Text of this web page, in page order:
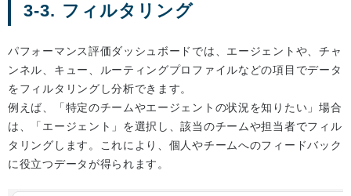
3-3. フィルタリング
パフォーマンス評価ダッシュボードでは、エージェントや、チャ
ンネル、キュー、ルーティングプロファイルなどの項目でデータ
をフィルタリングし分析できます。
例えば、「特定のチームやエージェントの状況を知りたい」場合
は、「エージェント」を選択し、該当のチームや担当者でフィル
タリングします。これにより、個人やチームへのフィードバック
に役立つデータが得られます。